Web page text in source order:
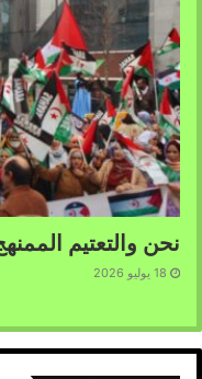
نحن والتعتيم
18 يوليو 2026